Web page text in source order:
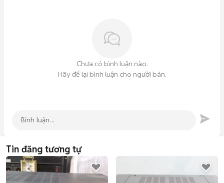
Chưa có bình luận nào.
Hãy để lại bình luận cho người bán.
Tin đăng tương tự